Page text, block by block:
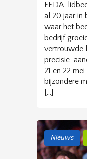
FEDA-
al 20 jaar in
waar het
bedrijf
vertrouwde
precisie-
21 en 22
bijzondere
[…]
Nieuws